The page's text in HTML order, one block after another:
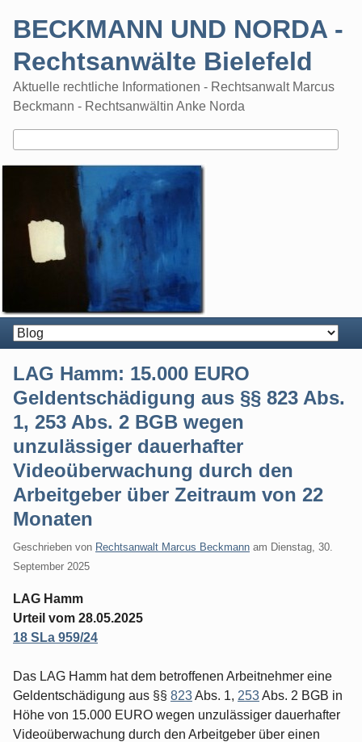
BECKMANN UND NORDA -
Rechtsanwälte Bielefeld
Aktuelle rechtliche Informationen - Rechtsanwalt Marcus
Beckmann - Rechtsanwältin Anke Norda
LAG Hamm: 15.000 EURO
Geldentschädigung aus §§ 823 Abs.
1, 253 Abs. 2 BGB wegen
unzulässiger dauerhafter
Videoüberwachung durch den
Arbeitgeber über Zeitraum von 22
Monaten
Geschrieben von Rechtsanwalt Marcus Beckmann am Dienstag, 30.
September 2025
LAG Hamm
Urteil vom 28.05.2025
18 SLa 959/24
Das LAG Hamm hat dem betroffenen Arbeitnehmer eine
Geldentschädigung aus §§ 823Abs. 1, 253Abs. 2 BGB in
Höhe von 15.000 EURO wegen unzulässiger dauerhafter
Videoüberwachung durch den Arbeitgeber über einen